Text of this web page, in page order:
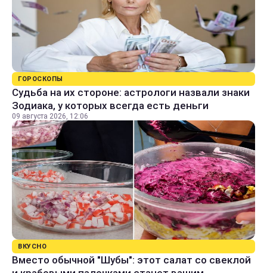
ГОРОСКОПЫ
Судьба на их стороне: астрологи назвали знаки
Зодиака, у которых всегда есть деньги
09 августа 2026, 12:06
ВКУСНО
Вместо обычной "Шубы": этот салат со свеклой